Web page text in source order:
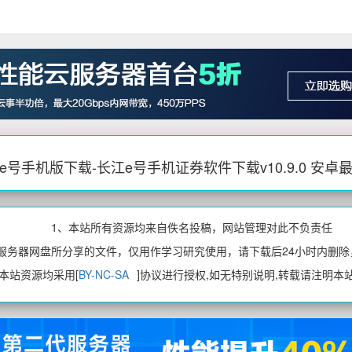
号手机版下载-长江e号手机证券软件下载v10.9.0 安卓
1、本站所有资源均来自佚名投稿，网站管理对此不负责任
务器网盘所分享的文件，仅用作学习研究使用，请下载后24小时内删
站资源均采用[BY-NC-SA ]协议进行授权,如无特别说明,转载请注明本